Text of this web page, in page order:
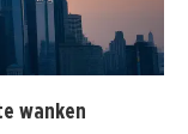
wanken